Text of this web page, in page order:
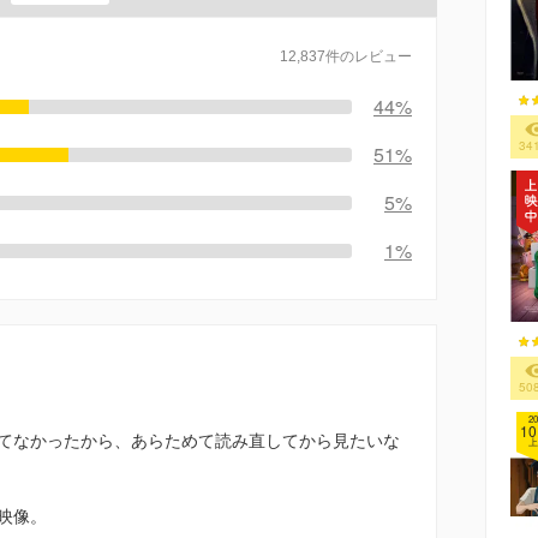
12,837件のレビュー
44%
51%
5%
1%
なかったから、あらためて読み直してから見たいな
像。